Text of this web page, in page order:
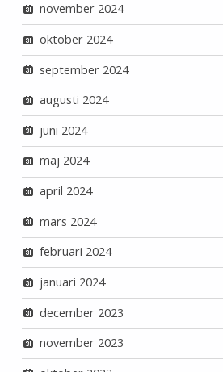
november 2024
oktober 2024
september 2024
augusti 2024
juni 2024
maj 2024
april 2024
mars 2024
februari 2024
januari 2024
december 2023
november 2023